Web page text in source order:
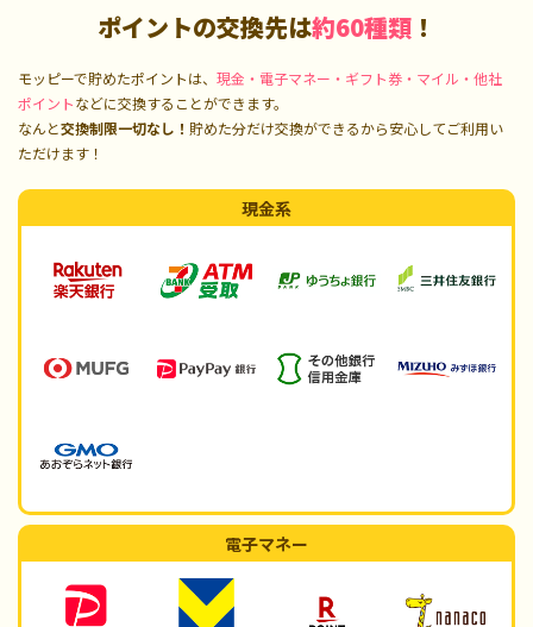
ポイントの交換先は約60種類 ！
モッピーで貯めたポイントは、 現金・電子マネー・ギフト券・マイル・他社
ポイントなどに交換することができます。
なんと交換制限一切なし！ 貯めた分だけ交換ができるから安心してご利用い
ただけます！
現金系
電子マネー